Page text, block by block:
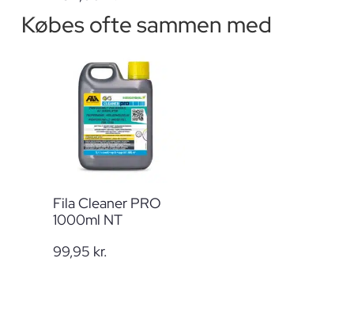
Købes ofte sammen med
Fila Cleaner PRO
1000ml NT
99,95 kr.